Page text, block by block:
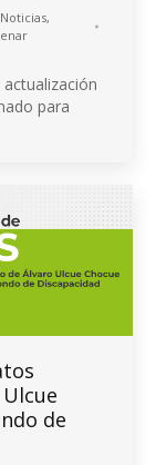
,
para
de